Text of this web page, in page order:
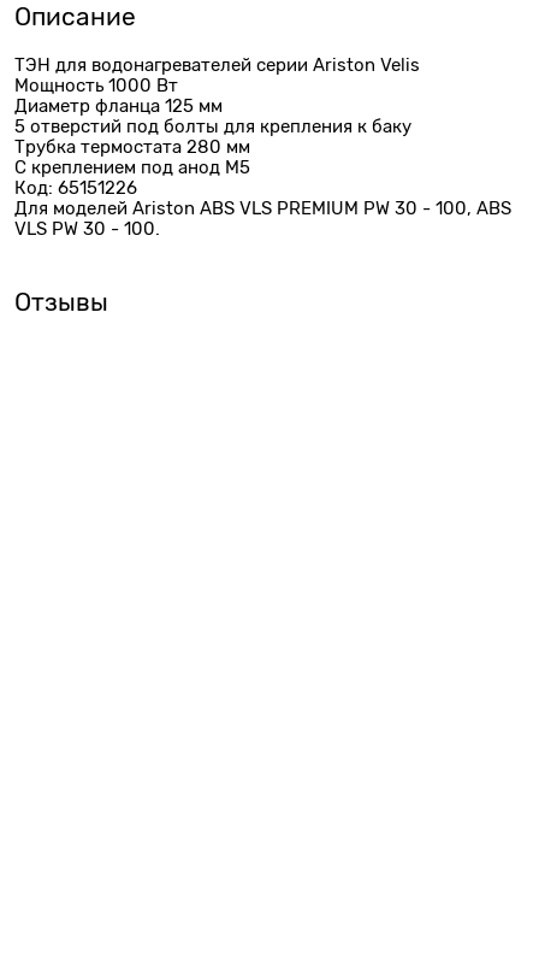
Описание
ТЭН для водонагревателей серии Ariston Velis
Мощность 1000 Вт
Диаметр фланца 125 мм
5 отверстий под болты для крепления к баку
Трубка термостата 280 мм
C креплением под анод M5
Код: 65151226
Для моделей Ariston ABS VLS PREMIUM PW 30 - 100, ABS
VLS PW 30 - 100.
Отзывы